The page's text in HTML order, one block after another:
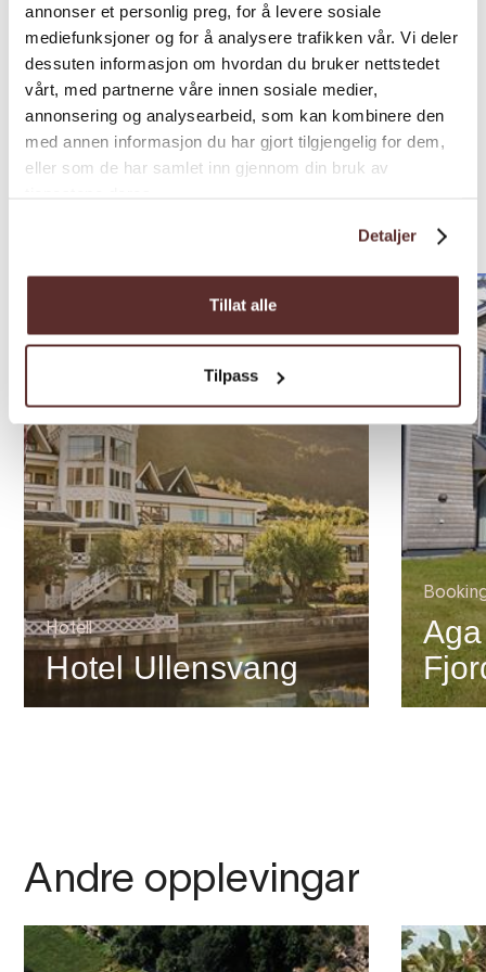
annonser et personlig preg, for å levere sosiale
mediefunksjoner og for å analysere trafikken vår. Vi deler
dessuten informasjon om hvordan du bruker nettstedet
vårt, med partnerne våre innen sosiale medier,
annonsering og analysearbeid, som kan kombinere den
med annen informasjon du har gjort tilgjengelig for dem,
eller som de har samlet inn gjennom din bruk av
Detaljer
Tillat alle
Tilpass
Overnatting i nærleiken
Hotell
Hotel Ullensvang
Aga
Andre opplevingar